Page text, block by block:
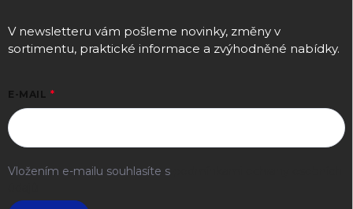
V newsletteru vám pošleme novinky, změny v
sortimentu, praktické informace a zvýhodněné nabídky.
E-MAIL
Vložením e-mailu souhlasíte s